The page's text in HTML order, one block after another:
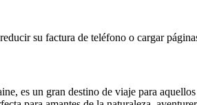
su factura de teléfono o cargar
es un gran destino de viaje para